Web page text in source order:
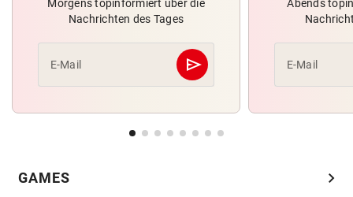
Morgens topinformiert über die
Nachrichten des Tages
E-Mail send
Abschicken
Abends
E-Mail
GAMES chevron_right